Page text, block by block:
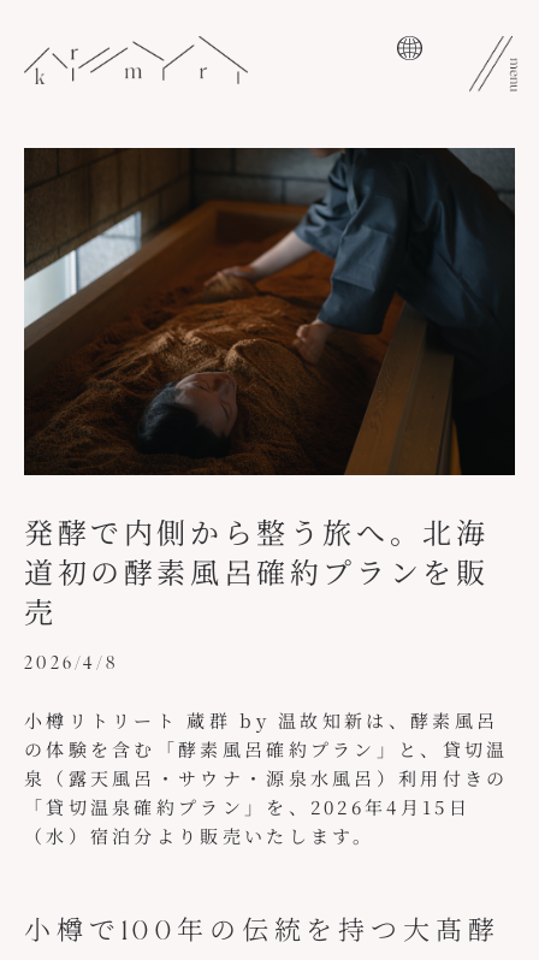
発酵で内側から整う旅へ。北海
道初の酵素風呂確約プランを販
売
2026/4/8
小樽リトリート 蔵群 by 温故知新は、酵素風呂
の体験を含む「酵素風呂確約プラン」と、貸切温
泉（露天風呂・サウナ・源泉水風呂）利用付きの
「貸切温泉確約プラン」を、2026年4月15日
（水）宿泊分より販売いたします。
小樽で100年の伝統を持つ大髙酵